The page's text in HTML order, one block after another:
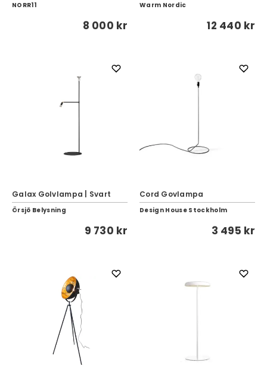
NORR11
8 000 kr
Warm Nordic
12 440 kr
Galax Golvlampa | Svart
Örsjö Belysning
9 730 kr
Cord Govlampa
Design House Stockholm
3 495 kr